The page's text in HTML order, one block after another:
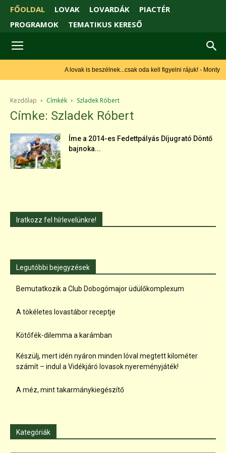
FŐOLDAL LOVAK LOVARDÁK
PIACTÉR
PROGRAMOK
TEMATIKUS KERESŐ
A lovak is beszélnek...csak oda kell figyelni rájuk! - Monty
Kezdőlap Címkék Szladek Róbert
Címke: Szladek Róbert
Íme a 2014-es Fedettpályás Díjugrató Döntő
bajnoka...
Iratkozz fel hírlevelünkre!
Legutóbbi bejegyzések
Bemutatkozik a Club Dobogómajor üdülőkomplexum
A tökéletes lovastábor receptje
Kötőfék-dilemma a karámban
Készülj, mert idén nyáron minden lóval megtett kilométer
számít – indul a Vidékjáró lovasok nyereményjáték!
A méz, mint takarmánykiegészítő
Kategóriák